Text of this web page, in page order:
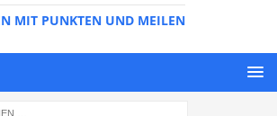
MIT PUNKTEN UND MEILEN